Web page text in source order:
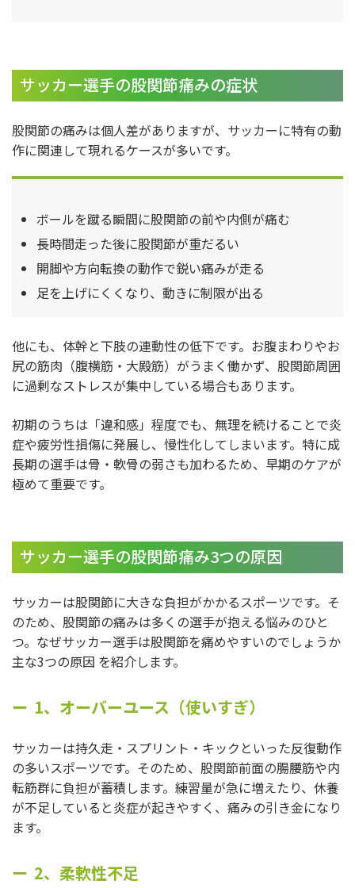
サッカー選手の股関節痛みの症状
股関節の痛みは個人差がありますが、サッカーに特有の動
作に関連して現れるケースが多いです。
ボールを蹴る瞬間に股関節の前や内側が痛む
長時間走った後に股関節が重だるい
開脚や方向転換の動作で鋭い痛みが走る
足を上げにくくなり、動きに制限が出る
他にも、体幹と下肢の連動性の低下です。お腹まわりやお
尻の筋肉（腹横筋・大殿筋）がうまく働かず、股関節周囲
に過剰なストレスが集中している場合もあります。
初期のうちは「違和感」程度でも、無理を続けることで炎
症や疲労性損傷に発展し、慢性化してしまいます。特に成
長期の選手は骨・軟骨の弱さも加わるため、早期のケアが
極めて重要です。
サッカー選手の股関節痛み3つの原因
サッカーは股関節に大きな負担がかかるスポーツです。そ
のため、股関節の痛みは多くの選手が抱える悩みのひと
つ。なぜサッカー選手は股関節を痛めやすいのでしょうか
主な3つの原因 を紹介します。
1、オーバーユース（使いすぎ）
サッカーは持久走・スプリント・キックといった反復動作
の多いスポーツです。そのため、股関節前面の腸腰筋や内
転筋群に負担が蓄積します。練習量が急に増えたり、休養
が不足していると炎症が起きやすく、痛みの引き金になり
ます。
2、柔軟性不足